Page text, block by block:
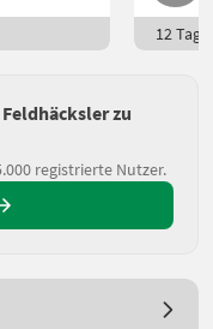
12
zu
registrierte Nutzer.